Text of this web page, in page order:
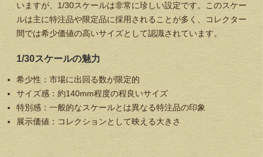
いますが、 1/30スケールは非常に珍しい設定です。このスケー
ルは主に特注品や限定品に採用されることが多く、コレクター
間では希少価値の高いサイズとして認識されています。
1/30スケールの魅力
希少性 ：市場に出回る数が限定的
サイズ感 ：約140mm程度の程良いサイズ
特別感 ：一般的なスケールとは異なる特注品の印象
展示価値 ：コレクションとして映える大きさ